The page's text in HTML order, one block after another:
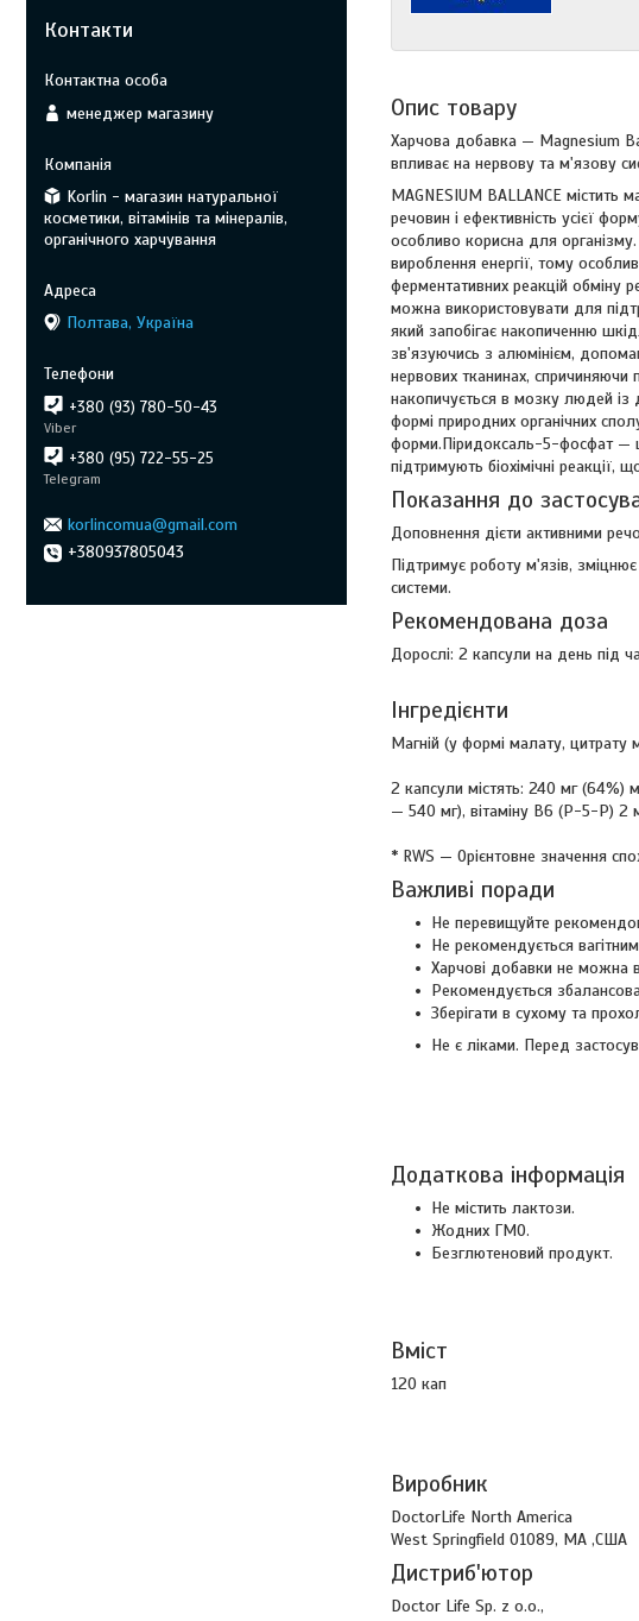
Опис товару
Харчова добавка — Magnesium
впливає на нервову та м'язову
MAGNESIUM BALLANCE містить
речовин і ефективність усієї
особливо корисна для
вироблення енергії, тому
ферментативних реакцій обміну
можна використовувати для
який запобігає накопиченню
зв'язуючись з алюмінієм,
нервових тканинах,
накопичується в мозку людей із
формі природних органічних
форми.Піридоксаль-5-фосфат —
підтримують біохімічні реакції,
Показання до
Доповнення дієти активними
Підтримує роботу м'язів,
системи.
Рекомендована доза
Дорослі: 2 капсули на день під
Інгредієнти
Магній (у формі малату, цитрату
2 капсули містять: 240 мг (64%)
— 540 мг), вітаміну B6 (P-5-P) 2
* RWS — Орієнтовне значення
Важливі поради
Не перевищуйте
Не рекомендується
Харчові добавки не можна
Рекомендується
Зберігати в сухому та
Не є ліками. Перед
Додаткова інформація
Не містить лактози.
Жодних ГМО.
Безглютеновий продукт.
Вміст
120 кап
Виробник
DoctorLife North America
West Springfield 01089, MA ,США
Дистриб'ютор
Doctor Life Sp. z o.o.,
Контакти
менеджер магазину
Korlin - магазин натуральної
косметики, вітамінів та мінералів,
органічного харчування
Полтава, Україна
+380 (93) 780-50-43
Viber
+380 (95) 722-55-25
Telegram
korlincomua@gmail.com
+380937805043